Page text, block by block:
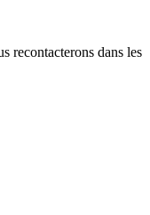
recontacterons dans les